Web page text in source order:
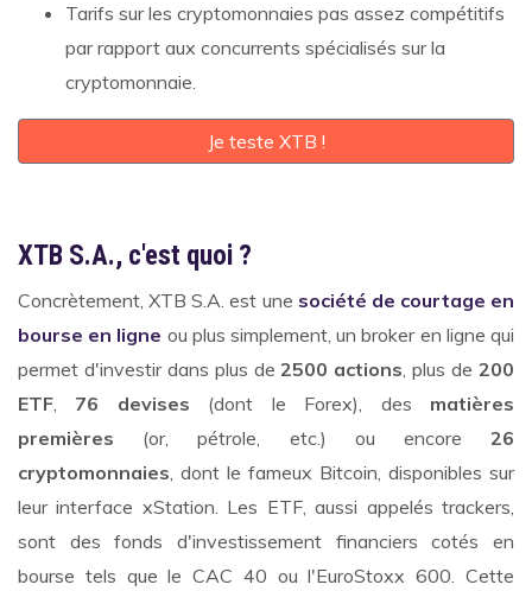
Tarifs sur les cryptomonnaies pas assez compétitifs
par rapport aux concurrents spécialisés sur la
cryptomonnaie.
Je teste XTB !
XTB S.A., c'est quoi ?
Concrètement, XTB S.A. est une société de courtage en
bourse en ligne ou plus simplement, un broker en ligne qui
permet d'investir dans plus de2500 actions, plus de200
ETF, 76 devises (dont le Forex), des matières
premières (or, pétrole, etc.) ou encore 26
cryptomonnaies, dont le fameux Bitcoin, disponibles sur
leur interface xStation. Les ETF, aussi appelés trackers,
sont des fonds d'investissement financiers cotés en
bourse tels que le CAC 40 ou l'EuroStoxx 600. Cette